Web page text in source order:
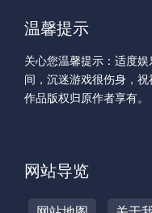
温馨提示
关心您温馨提示：适度
间，沉迷游戏很伤身，
作品版权归原作者享有。
网站导览